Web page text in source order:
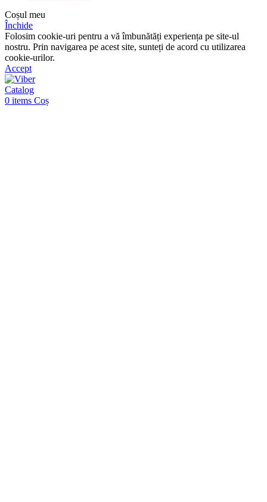
Coșul meu
Închide
Folosim cookie-uri pentru a vă îmbunătăți experiența pe site-ul
nostru. Prin navigarea pe acest site, sunteți de acord cu utilizarea
cookie-urilor.
Accept
Catalog
0 items Coș